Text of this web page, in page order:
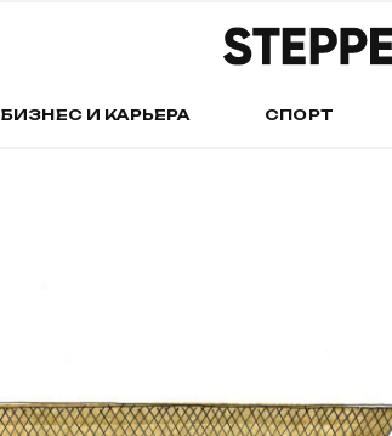
БИЗНЕС И КАРЬЕРА СПОРТ